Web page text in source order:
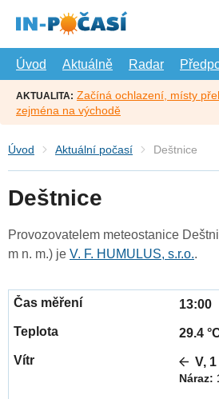
hlavní
Úvod
Aktuálně Radar
AKTUALITA: Začíná ochlazení, místy
zejména na východě
Úvod Aktuální počasí Deštnice
Deštnice
Provozovatelem meteostanice
m n. m.) je V. F. HUMULUS, s.r.o..
13:00
29.4
V,
Náraz: